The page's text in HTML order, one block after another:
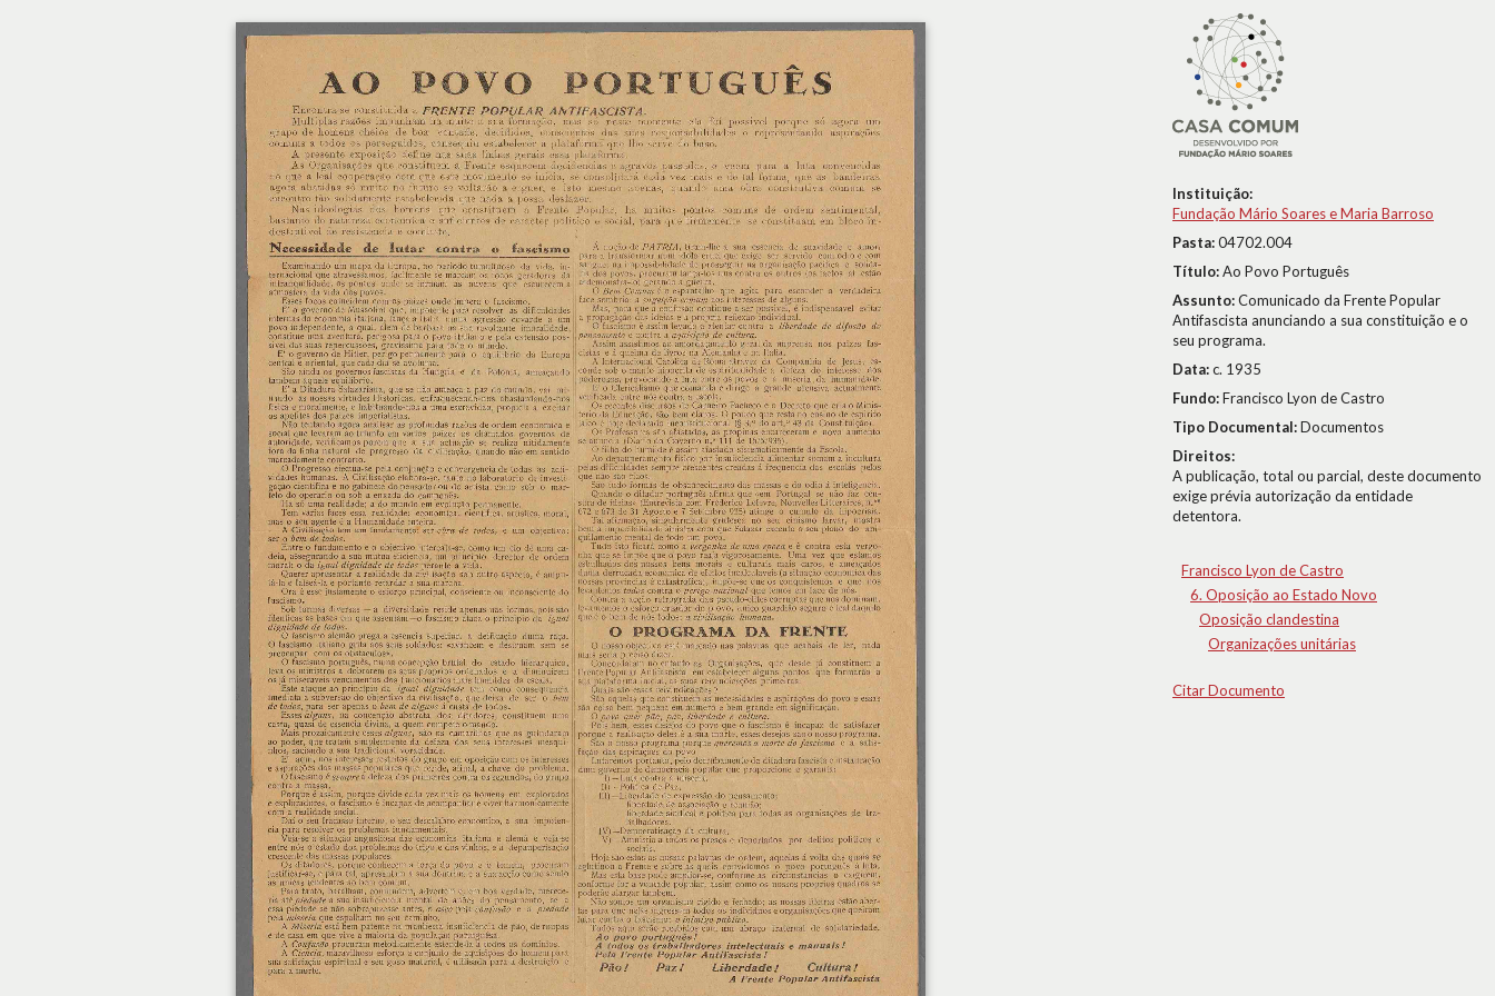
Instituição:
Fundação Mário Soares e Maria Barroso
Pasta:04702.004
Título:Ao Povo Português
Assunto:Comunicado da Frente Popular
Antifascista anunciando a sua constituição e o
seu programa.
Data:c. 1935
Fundo:Francisco Lyon de Castro
Tipo Documental:Documentos
Direitos:
A publicação, total ou parcial, deste documento
exige prévia autorização da entidade
detentora.
Francisco Lyon de Castro
6. Oposição ao Estado Novo
Oposição clandestina
Organizações unitárias
Citar Documento